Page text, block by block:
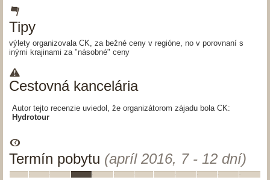
Tipy
výlety organizovala CK, za bežné ceny v regióne, no v porovnaní s
inými krajinami za "násobné" ceny
Cestovná kancelária
Autor tejto recenzie uviedol, že organizátorom zájadu bola CK:
Hydrotour
Termín pobytu (apríl 2016, 7 - 12 dní)